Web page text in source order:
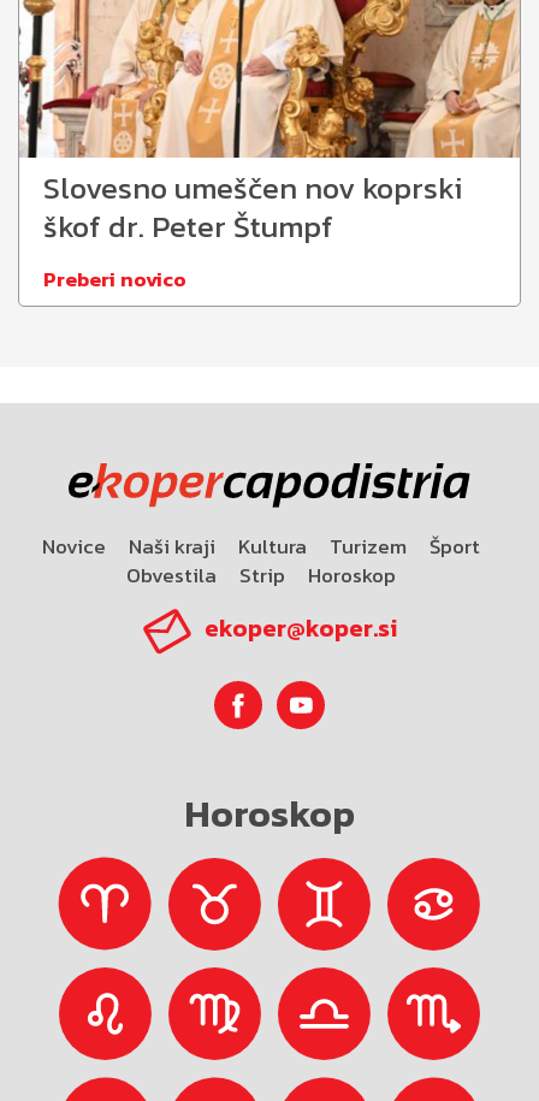
Slovesno umeščen nov koprski
škof dr. Peter Štumpf
Preberi novico
Novice Naši kraji Kultura Turizem
Šport
Obvestila
Strip Horoskop
ekoper@koper.si
Horoskop